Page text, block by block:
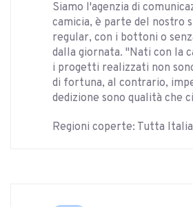
Siamo l'agenzia di
camicia, è parte del nostro
regular, con i bottoni o
dalla giornata. "Nati con la
i progetti realizzati non
di fortuna, al contrario,
dedizione sono qualità che
Regioni coperte: Tutta Italia